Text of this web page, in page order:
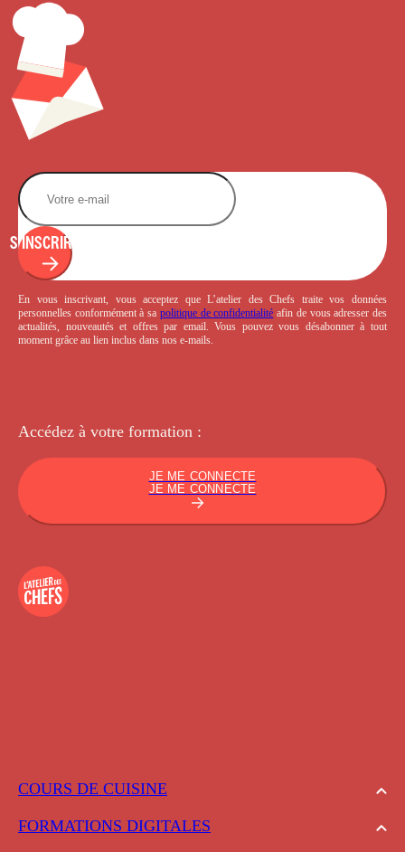
COURS DE CUISINE
FORMATIONS DIGITALES
S'INSCRIRE
En vous inscrivant, vous acceptez que L’atelier des Chefs traite vos données
personnelles conformément à sa politique de confidentialité afin de vous adresser des
actualités, nouveautés et offres par email. Vous pouvez vous désabonner à tout
moment grâce au lien inclus dans nos e-mails.
Accédez à votre formation :
JE ME CONNECTE
JE ME CONNECTE